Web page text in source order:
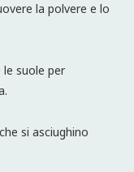
la polvere e lo
suole per
si asciughino